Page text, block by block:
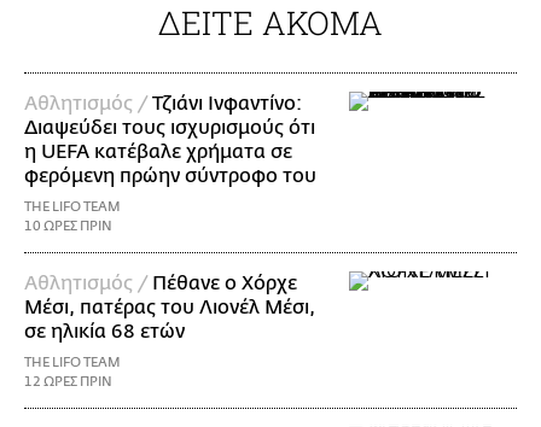
ΔΕΙΤΕ ΑΚΟΜΑ
Αθλητισμός / Τζιάνι Ινφαντίνο:
Διαψεύδει τους ισχυρισμούς ότι
η UEFA κατέβαλε χρήματα σε
φερόμενη πρώην σύντροφο του
THE LIFO TEAM
10 ΩΡΕΣ ΠΡΙΝ
Αθλητισμός / Πέθανε ο Χόρχε
Μέσι, πατέρας του Λιονέλ Μέσι,
σε ηλικία 68 ετών
THE LIFO TEAM
12 ΩΡΕΣ ΠΡΙΝ